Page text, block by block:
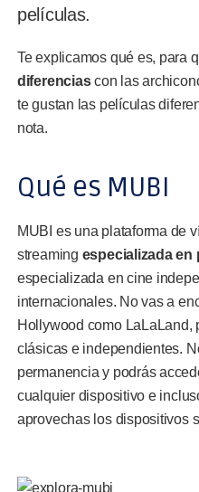
películas.
Te explicamos qué es, para
diferenciascon las
te gustan las películas
nota.
Qué es MUBI
MUBI es una plataforma de
streaming especializada en
especializada en cine
internacionales. No vas a
Hollywood como LaLaLand,
clásicas e independientes.
permanencia y podrás
cualquier dispositivo e
aprovechas los dispositivos